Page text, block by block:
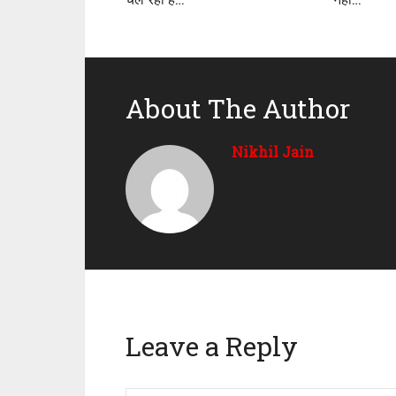
About The Author
Nikhil Jain
Leave a Reply